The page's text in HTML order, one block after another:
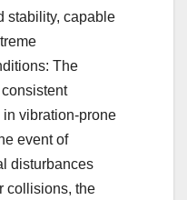
stability, capable
The
vibration-prone
event of
disturbances
collisions, the